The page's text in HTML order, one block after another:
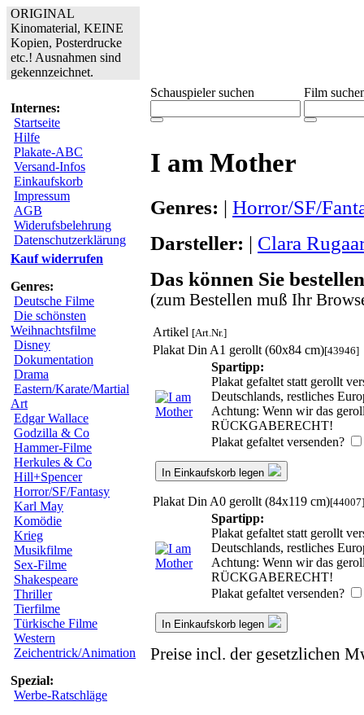
ORIGINAL
Kinomaterial, KEINE
Kopien, Posterdrucke
etc.! Ausnahmen sind
gekennzeichnet.
Internes:
Startseite
Hilfe
Plakate-ABC
Versand-Infos
Einkaufskorb
Impressum
AGB
Widerufsbelehrung
Datenschutzerklärung
Kauf widerrufen
Genres:
Deutsche Filme
Die schönsten
Weihnachtsfilme
Disney
Dokumentation
Drama
Eastern/Karate/Martial
Art
Edgar Wallace
Godzilla & Co
Hammer-Filme
Herkules & Co
Hill+Spencer
Horror/SF/Fantasy
Karl May
Komödie
Krieg
Musikfilme
Sex-Filme
Shakespeare
Thriller
Tierfilme
Türkische Filme
Western
Zeichentrick/Animation
Spezial:
Werbe-Ratschläge
Schauspieler suchen Film
I am Mother
Genres: | Horror/SF/
Darsteller: | Clara
Das können Sie
(zum Bestellen muß Ihr
Artikel [Art.Nr.]
Plakat Din A1 gerollt (60x84 cm)[43946]
Spartipp:
Plakat gefaltet statt gerollt
Deutschlands, restliches
Achtung: Wenn wir das
RÜCKGABERECHT!
Plakat gefaltet versenden?
In Einkaufskorb legen
Plakat Din A0 gerollt (84x119 cm)[44007]
Spartipp:
Plakat gefaltet statt gerollt
Deutschlands, restliches
Achtung: Wenn wir das
RÜCKGABERECHT!
Plakat gefaltet versenden?
In Einkaufskorb legen
Preise incl. der gesetzlichen